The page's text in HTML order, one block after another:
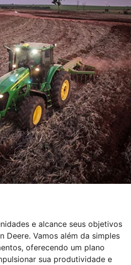
e alcance seus objetivos
Deere. Vamos além da simples
oferecendo um plano
sua produtividade e